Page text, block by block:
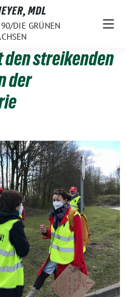
MDL
DIE GRÜNEN
streikenden
der